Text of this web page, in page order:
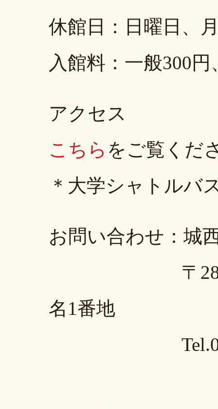
休館日：日曜日、
入館料：一般300
アクセス
こちら をご覧くだ
＊大学シャトルバ
お問い合わせ：城
〒283-
名1番地
Tel.0475-